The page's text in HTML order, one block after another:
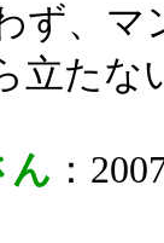
ず、マ
立たな
ん ：